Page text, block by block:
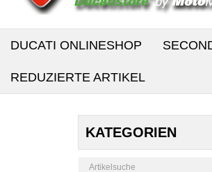
DUCATI ONLINESHOP
REDUZIERTE ARTIKEL
KATEGORIEN